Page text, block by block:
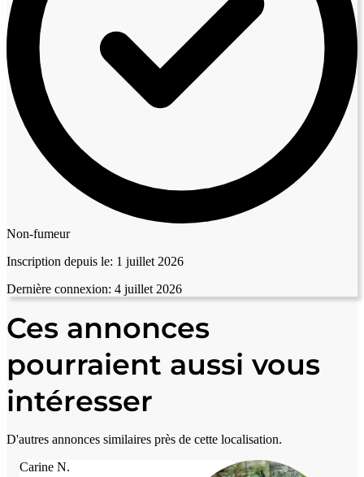
Non-fumeur
Inscription depuis le: 1 juillet 2026
Dernière connexion: 4 juillet 2026
Ces annonces
pourraient aussi vous
intéresser
D'autres annonces similaires près de cette localisation.
Carine N.